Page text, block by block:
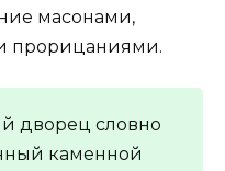
масонами,
прорицаниями.
дворец словно
каменной